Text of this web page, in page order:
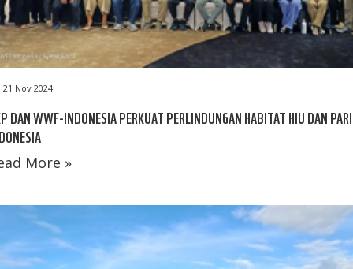
21 Nov 2024
DAN WWF-INDONESIA PERKUAT PERLINDUNGAN HABITAT HIU DAN
More »